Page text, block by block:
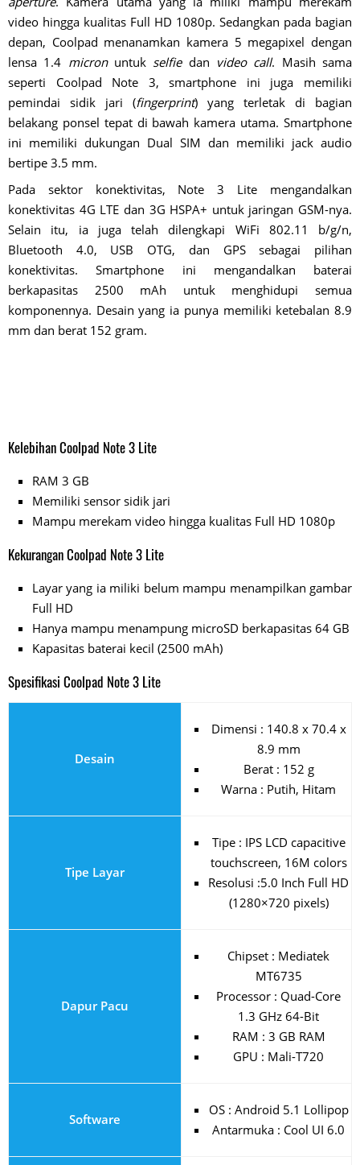
video hingga kualitas Full HD 1080p. Sedangkan pada bagian
depan, Coolpad menanamkan kamera 5 megapixel dengan
lensa 1.4 micronuntuk selfiedan video call. Masih sama
seperti Coolpad Note 3, smartphone ini juga memiliki
pemindai sidik jari (fingerprint) yang terletak di bagian
belakang ponsel tepat di bawah kamera utama. Smartphone
ini memiliki dukungan Dual SIM dan memiliki jack audio
bertipe 3.5 mm.
Pada sektor konektivitas, Note 3 Lite mengandalkan
konektivitas 4G LTE dan 3G HSPA+ untuk jaringan GSM-nya.
Selain itu, ia juga telah dilengkapi WiFi 802.11 b/g/n,
Bluetooth 4.0, USB OTG, dan GPS sebagai pilihan
konektivitas. Smartphone ini mengandalkan baterai
berkapasitas 2500 mAh untuk menghidupi semua
komponennya. Desain yang ia punya memiliki ketebalan 8.9
mm dan berat 152 gram.
Kelebihan Coolpad Note 3 Lite
RAM 3 GB
Memiliki sensor sidik jari
Mampu merekam video hingga kualitas Full HD 1080p
Kekurangan Coolpad Note 3 Lite
Layar yang ia miliki belum mampu menampilkan gambar
Full HD
Hanya mampu menampung microSD berkapasitas 64 GB
Kapasitas baterai kecil (2500 mAh)
Spesifikasi Coolpad Note 3 Lite
Desain
Dimensi : 140.8 x 70.4 x
8.9 mm
Berat : 152 g
Warna : Putih, Hitam
Tipe Layar
Tipe : IPS LCD capacitive
touchscreen, 16M colors
Resolusi :5.0 Inch Full HD
(1280×720 pixels)
Dapur Pacu
Chipset : Mediatek
MT6735
Processor : Quad-Core
1.3 GHz 64-Bit
RAM : 3 GB RAM
GPU : Mali-T720
Software
OS : Android 5.1 Lollipop
Antarmuka : Cool UI 6.0